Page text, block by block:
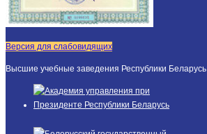
Версия для слабовидящих
Высшие учебные заведения Республики Беларусь